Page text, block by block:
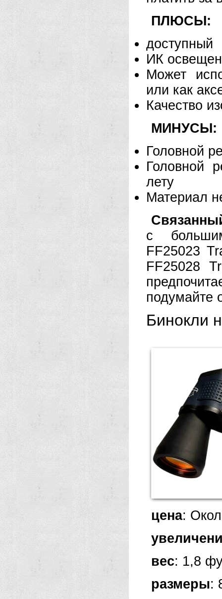
ПЛЮСЫ:
доступный
ИК
Может
или как
Качество
МИНУСЫ:
Головной
Головной
лету
Материал
с
FF25023
FF25028
подумайте
Бинокли
цена:
вес: 1,8
размеры: